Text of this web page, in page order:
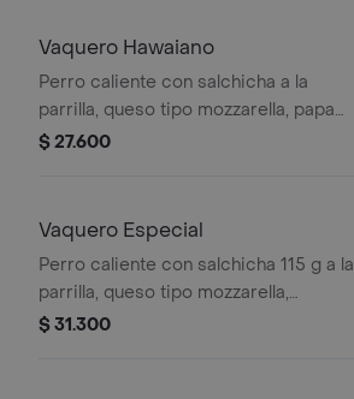
Vaquero Hawaiano
Perro caliente con salchicha a la
parrilla, queso tipo mozzarella, papa
callejera, piña, salsa blanca y salsa de
$ 27.600
Vaquero Especial
Perro caliente con salchicha 115 g a la
parrilla, queso tipo mozzarella,
tocineta picada, papa callejera,
$ 31.300